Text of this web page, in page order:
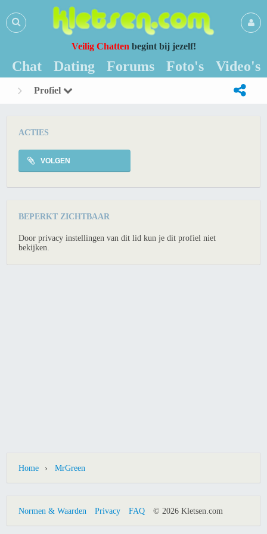
Veilig Chatten begint bij jezelf!
Chat Dating Forums Foto's Video's
Profiel
ACTIES
VOLGEN
BEPERKT ZICHTBAAR
Door privacy instellingen van dit lid kun je dit profiel niet
bekijken.
Home › MrGreen
Normen & Waarden Privacy FAQ © 2026 Kletsen.com